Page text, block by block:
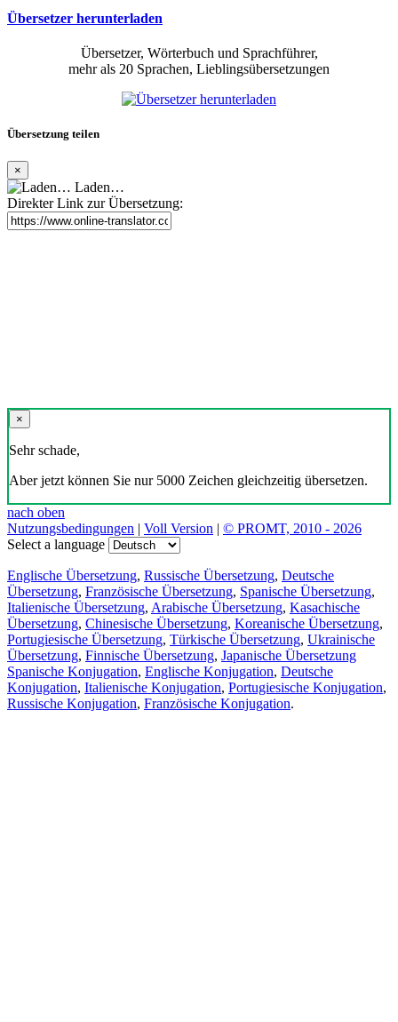
Übersetzer herunterladen
Übersetzer, Wörterbuch und Sprachführer,
mehr als 20 Sprachen, Lieblingsübersetzungen
Übersetzung teilen
×
Laden…
Direkter Link zur Übersetzung:
×
Sehr schade,
Aber jetzt können Sie nur 5000 Zeichen gleichzeitig übersetzen.
nach oben
Nutzungsbedingungen | Voll Version | © PROMT, 2010 - 2026
Select a language
Englische Übersetzung, Russische Übersetzung, Deutsche
Übersetzung, Französische Übersetzung, Spanische Übersetzung,
Italienische Übersetzung, Arabische Übersetzung, Kasachische
Übersetzung, Chinesische Übersetzung, Koreanische Übersetzung,
Portugiesische Übersetzung, Türkische Übersetzung, Ukrainische
Übersetzung, Finnische Übersetzung, Japanische Übersetzung
Spanische Konjugation, Englische Konjugation, Deutsche
Konjugation, Italienische Konjugation, Portugiesische Konjugation,
Russische Konjugation, Französische Konjugation.